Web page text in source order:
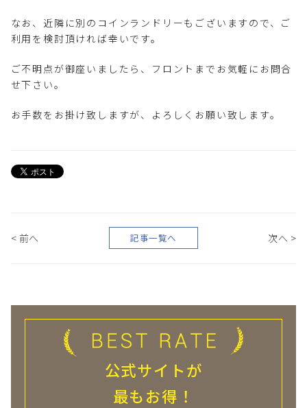
なお、近隣に別のコインランドリーもございますので、ご
利用を検討頂ければ幸いです。
ご不明点が御座いましたら、フロントまでお気軽にお問合
せ下さい。
お手数をお掛け致しますが、よろしくお願い致します。
< 前へ 記事一覧へ 次へ >
公式サイトが
最もお得！